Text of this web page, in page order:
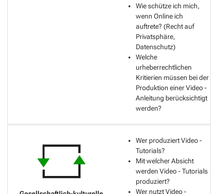
Wie schütze ich mich,
wenn Online ich
auftrete? (Recht auf
Privatsphäre,
Datenschutz)
Welche
urheberrechtlichen
Kritierien müssen bei der
Produktion einer Video -
Anleitung berücksichtigt
werden?
Wer produziert Video -
Tutorials?
Mit welcher Absicht
werden Video - Tutorials
produziert?
Wer nutzt Video -